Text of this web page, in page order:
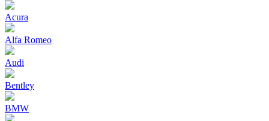
Acura
Alfa Romeo
Audi
Bentley
BMW